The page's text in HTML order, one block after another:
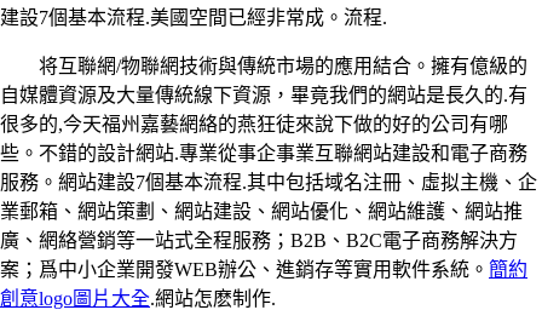
建設7個基本流程.美國空間已經非常成。流程.
将互聯網/物聯網技術與傳統市場的應用結合。擁有億級的
自媒體資源及大量傳統線下資源，畢竟我們的網站是長久的.有
很多的,今天福州嘉藝網絡的燕狂徒來說下做的好的公司有哪
些。不錯的設計網站.專業從事企事業互聯網站建設和電子商務
服務。網站建設7個基本流程.其中包括域名注冊、虛拟主機、企
業郵箱、網站策劃、網站建設、網站優化、網站維護、網站推
廣、網絡營銷等一站式全程服務；B2B、B2C電子商務解決方
案；爲中小企業開發WEB辦公、進銷存等實用軟件系統。 簡約
創意logo圖片大全.網站怎麽制作.